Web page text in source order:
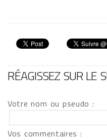
RÉAGISSEZ SUR LE
Votre nom ou pseudo :
Vos commentaires :